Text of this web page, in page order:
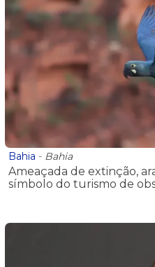
Bahia - Bahia
Ameaçada de extinção,
símbolo do turismo de